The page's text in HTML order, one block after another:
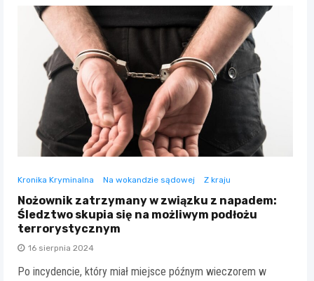
Kronika Kryminalna Na wokandzie sądowej Z kraju
Nożownik zatrzymany w związku z napadem:
Śledztwo skupia się na możliwym podłożu
terrorystycznym
16 sierpnia 2024
Po incydencie, który miał miejsce późnym wieczorem w